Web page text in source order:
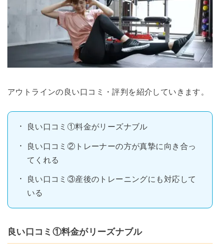
アウトラインの良い口コミ・評判を紹介していきます。
良い口コミ①料金がリーズナブル
良い口コミ②トレーナーの方が真摯に向き合っ
てくれる
良い口コミ③産後のトレーニングにも対応して
いる
良い口コミ①料金がリーズナブル